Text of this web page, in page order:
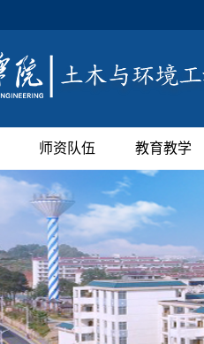
师资队伍 教育教学